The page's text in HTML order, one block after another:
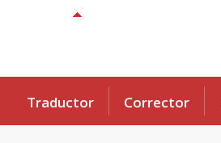
Traductor Corrector